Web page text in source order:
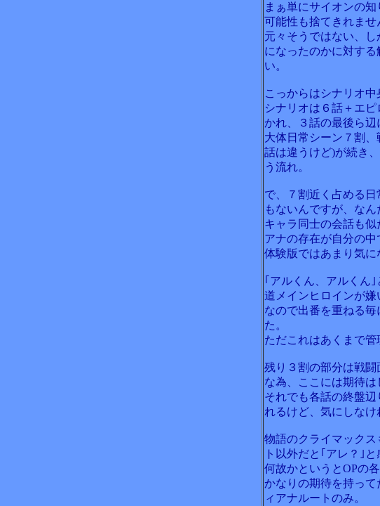
まぁ単にサイオンの
可能性も捨てきれませ
元々そうではない、
になったのかに対す
い。
こっからはシナリオ中
シナリオは６話＋エ
かれ、３話の最後ら辺
大体日常シーン７割
話は違うけど)が続き
う流れ。
で、７割近く占める
もないんですが、な
キャラ同士の会話も
アナの存在が自分の中
体験版ではあまり気に
｢アルくん、アルくん
道メインヒロインが嫌
なので出番を重ねる
た。
ただこれはあくまで管
残り３割の部分は戦
な為、ここには期待は
それでも各話の終盤
れるけど、気にしなけ
物語のクライマック
ト以外だと｢アレ？｣
何故かというとOPの
かなりの期待を持っ
ィアナルートのみ。